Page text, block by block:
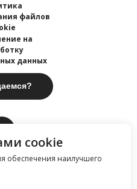
cookie
обеспечения наилучшего
на
данных
файлов